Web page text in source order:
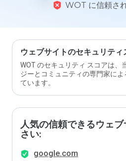
WOT に信頼さ
ウェブサイトのセキュリティ
WOT のセキュリティ スコアは、
ジーとコミュニティの専門家に
ています。
人気の信頼できるウェ
さい:
google.com
価し
ます
か？